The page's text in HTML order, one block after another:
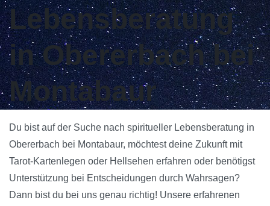
Lebensberatung
in Obererbach bei
Montabaur
Du bist auf der Suche nach spiritueller Lebensberatung in
Obererbach bei Montabaur, möchtest deine Zukunft mit
Tarot-Kartenlegen oder Hellsehen erfahren oder benötigst
Unterstützung bei Entscheidungen durch Wahrsagen?
Dann bist du bei uns genau richtig! Unsere erfahrenen